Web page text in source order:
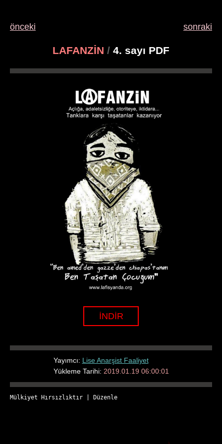
önceki sonraki
LAFANZİN / 4. sayı PDF
İNDİR
Yayımcı: Lise Anarşist Faaliyet
Yükleme Tarihi: 2019.01.19 06:00:01
Mülkiyet Hırsızlıktır Düzenle